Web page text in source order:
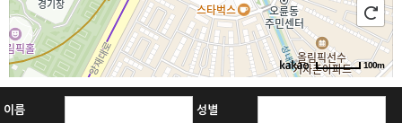
100m
이름 성별